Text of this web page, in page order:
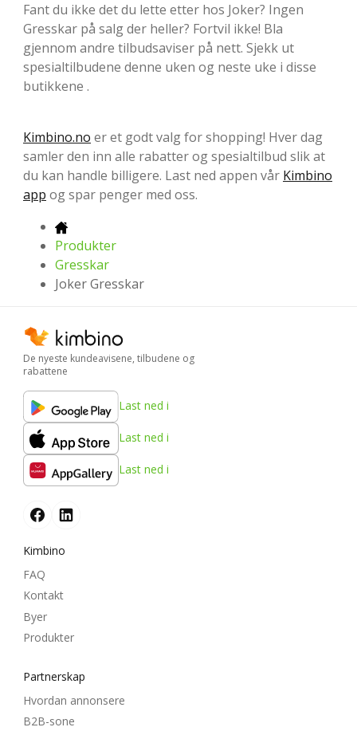
Fant du ikke det du lette etter hos Joker? Ingen
Gresskar på salg der heller? Fortvil ikke! Bla
gjennom andre tilbudsaviser på nett. Sjekk ut
spesialtilbudene denne uken og neste uke i disse
butikkene .
Kimbino.no er et godt valg for shopping! Hver dag
samler den inn alle rabatter og spesialtilbud slik at
du kan handle billigere. Last ned appen vår Kimbino
app og spar penger med oss.
Produkter
Gresskar
Joker Gresskar
De nyeste kundeavisene, tilbudene og
rabattene
Last ned i
Last ned i
Last ned i
Kimbino
FAQ
Kontakt
Byer
Produkter
Partnerskap
Hvordan annonsere
B2B-sone